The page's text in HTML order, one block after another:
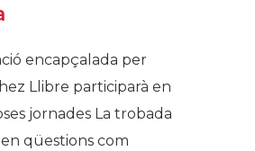
encapçalada per
Llibre participarà en
jornades La trobada
qüestions com